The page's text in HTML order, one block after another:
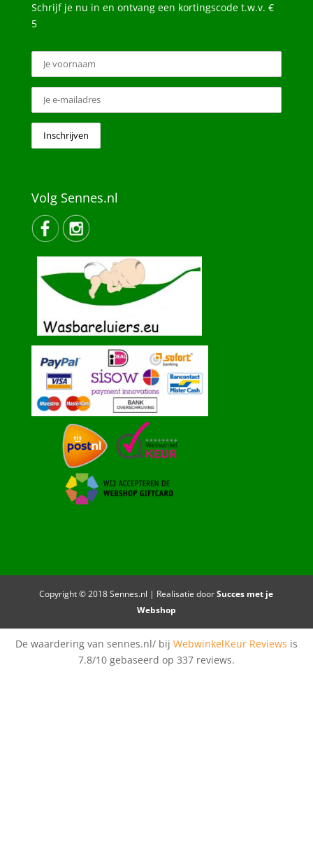
Schrijf je nu in en ontvang een kortingscode t.w.v. €
5
Volg Sennes.nl
Copyright © 2018 Sennes.nl | Realisatie doorSucces met je
Webshop
De waardering van sennes.nl/ bij WebwinkelKeur Reviews is
7.8/10 gebaseerd op 337 reviews.